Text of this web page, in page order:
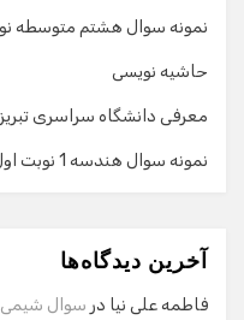
نمونه سوال هشتم متوسطه
حاشیه نویسی
معرفی دانشگاه سراسری تبریز
نمونه سوال هندسه 1 نوبت اول دی 93
آخرین دیدگاه‌ها
فاطمه علی نیا در سوال شیمی
گفت‌وگو با دستیار
سلام! برای شروع گفت‌وگو
وارد کنید.